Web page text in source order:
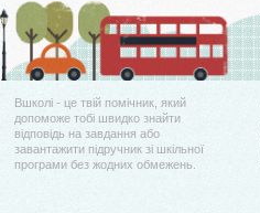
Вшколі - це твій помічник, який
допоможе тобі швидко знайти
відповідь на завдання або
завантажити підручник зі шкільної
програми без жодних обмежень.